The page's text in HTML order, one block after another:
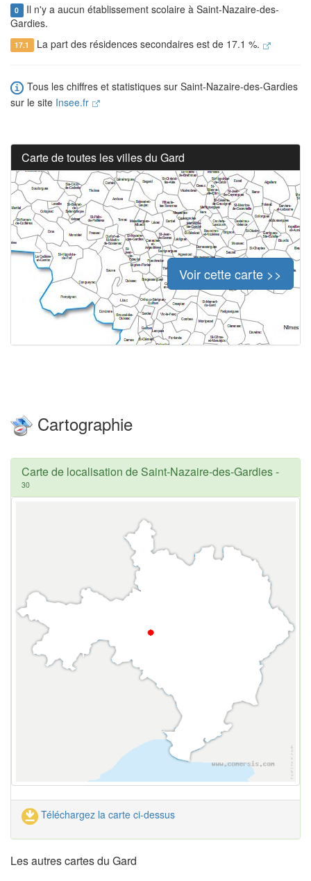
0 Il n'y a aucun établissement scolaire à Saint-Nazaire-des-
Gardies.
17.1 La part des résidences secondaires est de 17.1 %.
Tous les chiffres et statistiques sur Saint-Nazaire-des-Gardies
sur le site Insee.fr
Carte de toutes les villes du Gard
Voir cette carte >>
Cartographie
Carte de localisation de Saint-Nazaire-des-Gardies-
30
Téléchargez la carte ci-dessus
Les autres cartes du Gard